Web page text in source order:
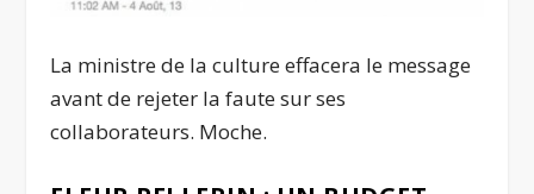
La ministre de la culture effacera le message
avant de rejeter la faute sur ses
collaborateurs. Moche.